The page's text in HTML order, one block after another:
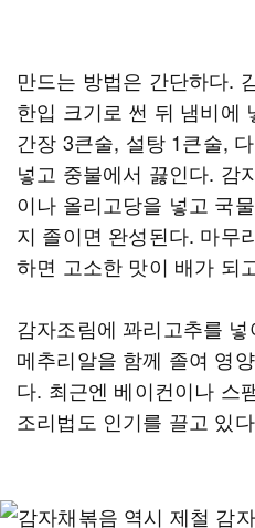
만드는 방법은 간단하다.
한입 크기로 썬 뒤 냄비에
간장 3큰술, 설탕 1큰술,
넣고 중불에서 끓인다. 감
이나 올리고당을 넣고 국
지 졸이면 완성된다. 마무
하면 고소한 맛이 배가 되
감자조림에 꽈리고추를
메추리알을 함께 졸여 영
다. 최근엔 베이컨이나 스
조리법도 인기를 끌고 있